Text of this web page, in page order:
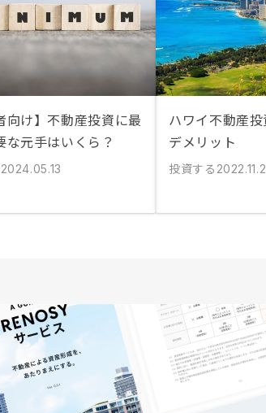
向け】不動産投資に最
な元手はいくら？
2024.05.13
ハワイ不動産
デメリット
投資する